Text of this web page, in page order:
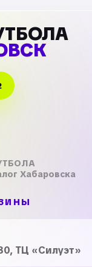
Хабаровска
ТЦ «Силуэт»